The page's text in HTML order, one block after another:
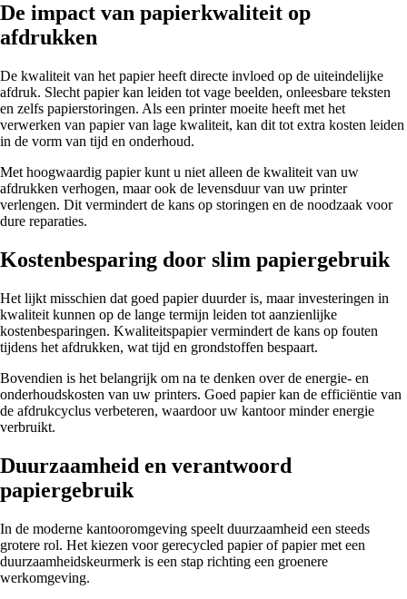
De impact van papierkwaliteit op
afdrukken
De kwaliteit van het papier heeft directe invloed op de uiteindelijke
afdruk. Slecht papier kan leiden tot vage beelden, onleesbare teksten
en zelfs papierstoringen. Als een printer moeite heeft met het
verwerken van papier van lage kwaliteit, kan dit tot extra kosten leiden
in de vorm van tijd en onderhoud.
Met hoogwaardig papier kunt u niet alleen de kwaliteit van uw
afdrukken verhogen, maar ook de levensduur van uw printer
verlengen. Dit vermindert de kans op storingen en de noodzaak voor
dure reparaties.
Kostenbesparing door slim papiergebruik
Het lijkt misschien dat goed papier duurder is, maar investeringen in
kwaliteit kunnen op de lange termijn leiden tot aanzienlijke
kostenbesparingen. Kwaliteitspapier vermindert de kans op fouten
tijdens het afdrukken, wat tijd en grondstoffen bespaart.
Bovendien is het belangrijk om na te denken over de energie- en
onderhoudskosten van uw printers. Goed papier kan de efficiëntie van
de afdrukcyclus verbeteren, waardoor uw kantoor minder energie
verbruikt.
Duurzaamheid en verantwoord
papiergebruik
In de moderne kantooromgeving speelt duurzaamheid een steeds
grotere rol. Het kiezen voor gerecycled papier of papier met een
duurzaamheidskeurmerk is een stap richting een groenere
werkomgeving.